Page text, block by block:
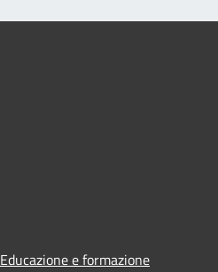
Educazione e formazione